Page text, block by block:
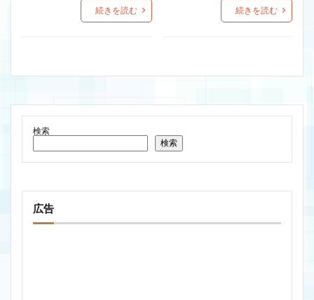
続きを読む 続きを読む
検索
検索
広告